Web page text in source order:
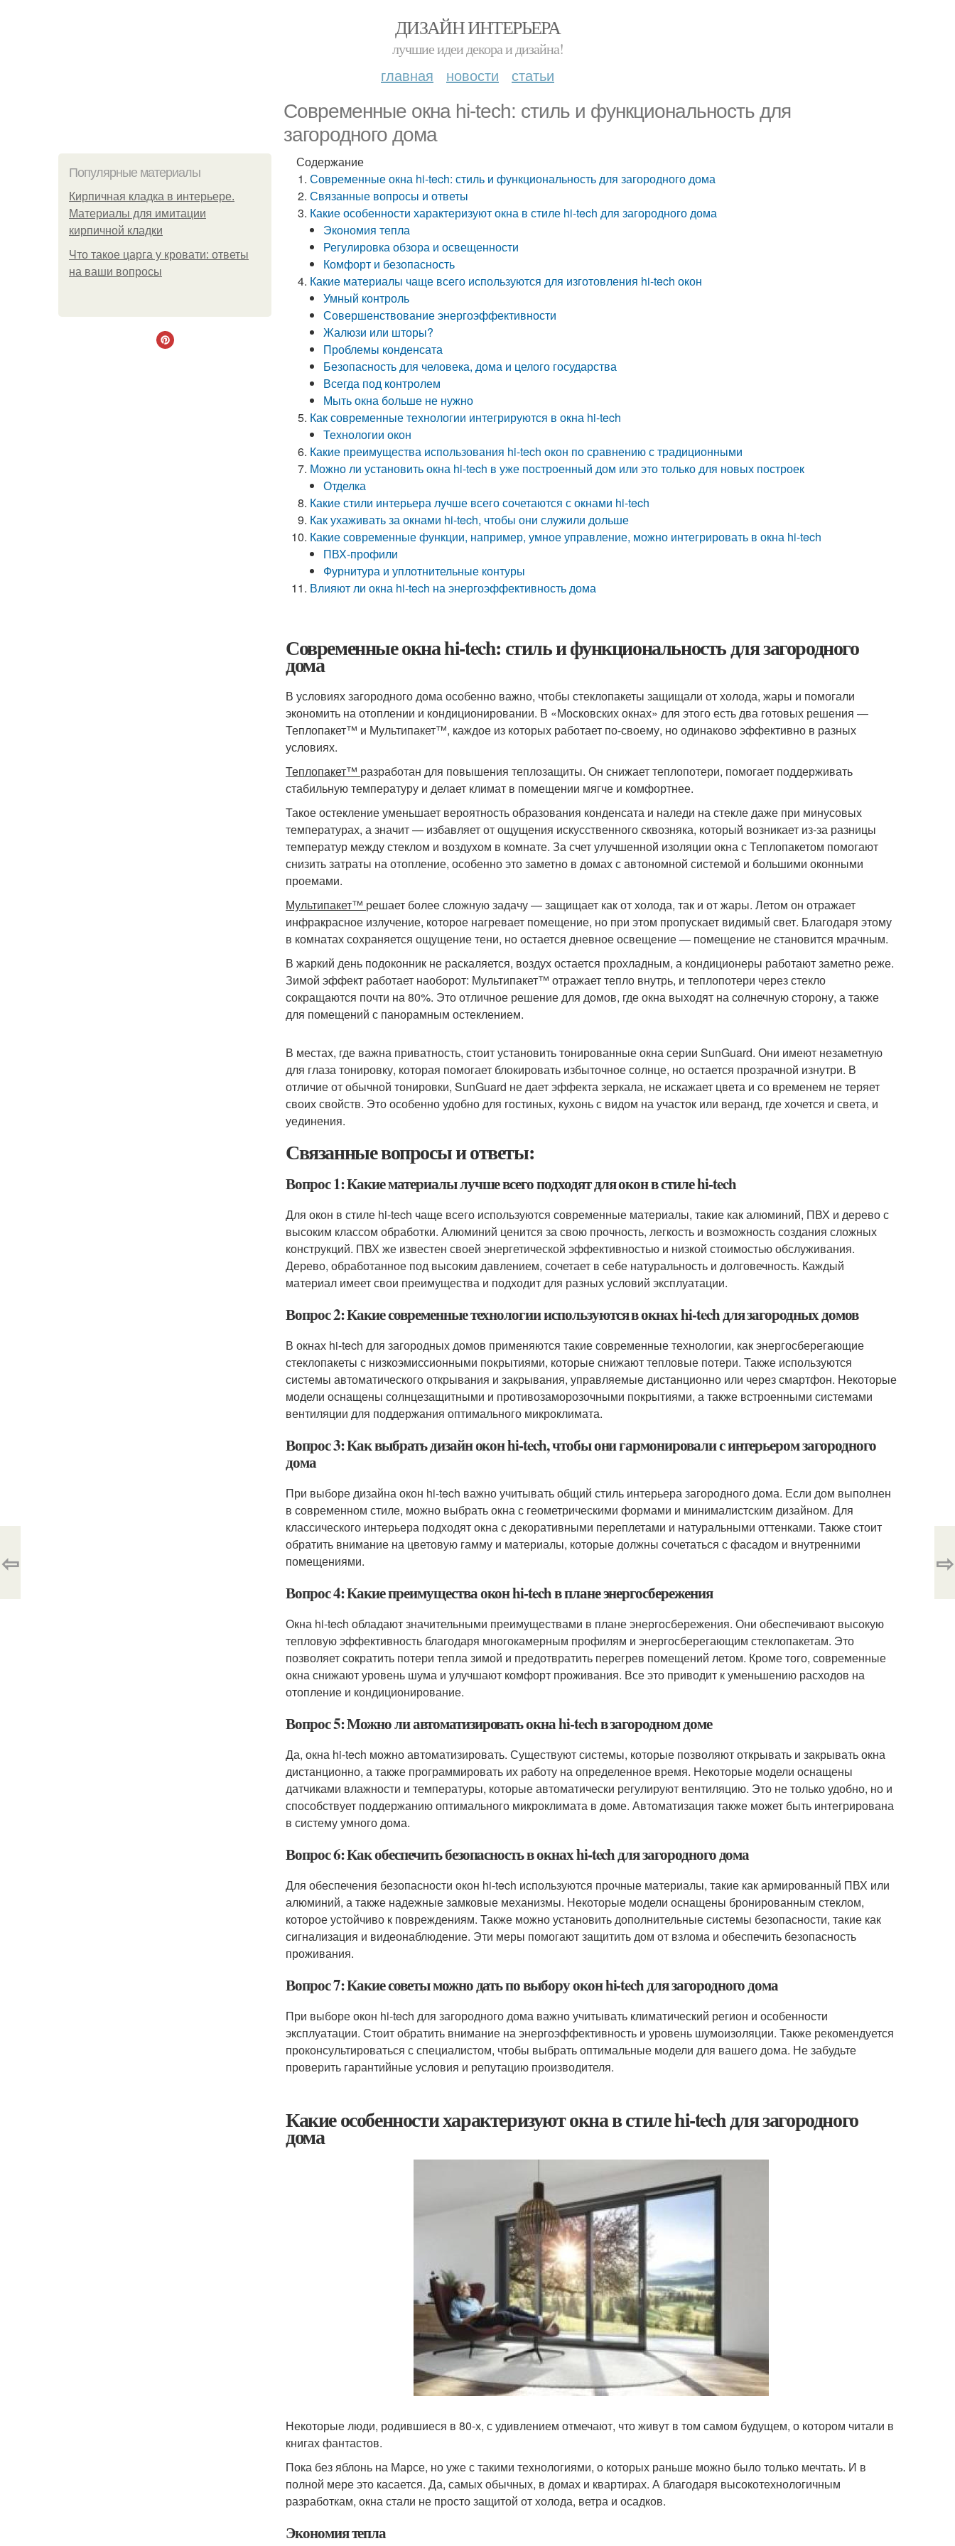
ДИЗАЙН ИНТЕРЬЕРА
лучшие идеи декора и дизайна!
главная новости статьи
Современные окна hi-tech: стиль и функциональность для
загородного дома
Популярные материалы
Кирпичная кладка в интерьере.
Материалы для имитации
кирпичной кладки
Что такое царга у кровати: ответы
на ваши вопросы
Содержание
Современные окна hi-tech: стиль и функциональность для загородного дома
Связанные вопросы и ответы
Какие особенности характеризуют окна в стиле hi-tech для загородного дома
Экономия тепла
Регулировка обзора и освещенности
Комфорт и безопасность
Какие материалы чаще всего используются для изготовления hi-tech окон
Умный контроль
Совершенствование энергоэффективности
Жалюзи или шторы?
Проблемы конденсата
Безопасность для человека, дома и целого государства
Всегда под контролем
Мыть окна больше не нужно
Как современные технологии интегрируются в окна hi-tech
Технологии окон
Какие преимущества использования hi-tech окон по сравнению с традиционными
Можно ли установить окна hi-tech в уже построенный дом или это только для новых построек
Отделка
Какие стили интерьера лучше всего сочетаются с окнами hi-tech
Как ухаживать за окнами hi-tech, чтобы они служили дольше
Какие современные функции, например, умное управление, можно интегрировать в окна hi-tech
ПВХ-профили
Фурнитура и уплотнительные контуры
Влияют ли окна hi-tech на энергоэффективность дома
Современные окна hi-tech: стиль и функциональность для загородного
дома
В условиях загородного дома особенно важно, чтобы стеклопакеты защищали от холода, жары и помогали
экономить на отоплении и кондиционировании. В «Московских окнах» для этого есть два готовых решения —
Теплопакет™ и Мультипакет™, каждое из которых работает по-своему, но одинаково эффективно в разных
условиях.
Теплопакет™ разработан для повышения теплозащиты. Он снижает теплопотери, помогает поддерживать
стабильную температуру и делает климат в помещении мягче и комфортнее.
Такое остекление уменьшает вероятность образования конденсата и наледи на стекле даже при минусовых
температурах, а значит — избавляет от ощущения искусственного сквозняка, который возникает из-за разницы
температур между стеклом и воздухом в комнате. За счет улучшенной изоляции окна с Теплопакетом помогают
снизить затраты на отопление, особенно это заметно в домах с автономной системой и большими оконными
проемами.
Мультипакет™ решает более сложную задачу — защищает как от холода, так и от жары. Летом он отражает
инфракрасное излучение, которое нагревает помещение, но при этом пропускает видимый свет. Благодаря этому
в комнатах сохраняется ощущение тени, но остается дневное освещение — помещение не становится мрачным.
В жаркий день подоконник не раскаляется, воздух остается прохладным, а кондиционеры работают заметно реже.
Зимой эффект работает наоборот: Мультипакет™ отражает тепло внутрь, и теплопотери через стекло
сокращаются почти на 80%. Это отличное решение для домов, где окна выходят на солнечную сторону, а также
для помещений с панорамным остеклением.
В местах, где важна приватность, стоит установить тонированные окна серии SunGuard. Они имеют незаметную
для глаза тонировку, которая помогает блокировать избыточное солнце, но остается прозрачной изнутри. В
отличие от обычной тонировки, SunGuard не дает эффекта зеркала, не искажает цвета и со временем не теряет
своих свойств. Это особенно удобно для гостиных, кухонь с видом на участок или веранд, где хочется и света, и
уединения.
Связанные вопросы и ответы:
Вопрос 1: Какие материалы лучше всего подходят для окон в стиле hi-tech
Для окон в стиле hi-tech чаще всего используются современные материалы, такие как алюминий, ПВХ и дерево с
высоким классом обработки. Алюминий ценится за свою прочность, легкость и возможность создания сложных
конструкций. ПВХ же известен своей энергетической эффективностью и низкой стоимостью обслуживания.
Дерево, обработанное под высоким давлением, сочетает в себе натуральность и долговечность. Каждый
материал имеет свои преимущества и подходит для разных условий эксплуатации.
Вопрос 2: Какие современные технологии используются в окнах hi-tech для загородных домов
В окнах hi-tech для загородных домов применяются такие современные технологии, как энергосберегающие
стеклопакеты с низкоэмиссионными покрытиями, которые снижают тепловые потери. Также используются
системы автоматического открывания и закрывания, управляемые дистанционно или через смартфон. Некоторые
модели оснащены солнцезащитными и противозаморозочными покрытиями, а также встроенными системами
вентиляции для поддержания оптимального микроклимата.
Вопрос 3: Как выбрать дизайн окон hi-tech, чтобы они гармонировали с интерьером загородного
дома
При выборе дизайна окон hi-tech важно учитывать общий стиль интерьера загородного дома. Если дом выполнен
в современном стиле, можно выбрать окна с геометрическими формами и минималистским дизайном. Для
классического интерьера подходят окна с декоративными переплетами и натуральными оттенками. Также стоит
обратить внимание на цветовую гамму и материалы, которые должны сочетаться с фасадом и внутренними
помещениями.
Вопрос 4: Какие преимущества окон hi-tech в плане энергосбережения
Окна hi-tech обладают значительными преимуществами в плане энергосбережения. Они обеспечивают высокую
тепловую эффективность благодаря многокамерным профилям и энергосберегающим стеклопакетам. Это
позволяет сократить потери тепла зимой и предотвратить перегрев помещений летом. Кроме того, современные
окна снижают уровень шума и улучшают комфорт проживания. Все это приводит к уменьшению расходов на
отопление и кондиционирование.
Вопрос 5: Можно ли автоматизировать окна hi-tech в загородном доме
Да, окна hi-tech можно автоматизировать. Существуют системы, которые позволяют открывать и закрывать окна
дистанционно, а также программировать их работу на определенное время. Некоторые модели оснащены
датчиками влажности и температуры, которые автоматически регулируют вентиляцию. Это не только удобно, но и
способствует поддержанию оптимального микроклимата в доме. Автоматизация также может быть интегрирована
в систему умного дома.
Вопрос 6: Как обеспечить безопасность в окнах hi-tech для загородного дома
Для обеспечения безопасности окон hi-tech используются прочные материалы, такие как армированный ПВХ или
алюминий, а также надежные замковые механизмы. Некоторые модели оснащены бронированным стеклом,
которое устойчиво к повреждениям. Также можно установить дополнительные системы безопасности, такие как
сигнализация и видеонаблюдение. Эти меры помогают защитить дом от взлома и обеспечить безопасность
проживания.
Вопрос 7: Какие советы можно дать по выбору окон hi-tech для загородного дома
При выборе окон hi-tech для загородного дома важно учитывать климатический регион и особенности
эксплуатации. Стоит обратить внимание на энергоэффективность и уровень шумоизоляции. Также рекомендуется
проконсультироваться с специалистом, чтобы выбрать оптимальные модели для вашего дома. Не забудьте
проверить гарантийные условия и репутацию производителя.
Какие особенности характеризуют окна в стиле hi-tech для загородного
дома
Некоторые люди, родившиеся в 80-х, с удивлением отмечают, что живут в том самом будущем, о котором читали в
книгах фантастов.
Пока без яблонь на Марсе, но уже с такими технологиями, о которых раньше можно было только мечтать. И в
полной мере это касается. Да, самых обычных, в домах и квартирах. А благодаря высокотехнологичным
разработкам, окна стали не просто защитой от холода, ветра и осадков.
Экономия тепла
⇦ ⇨